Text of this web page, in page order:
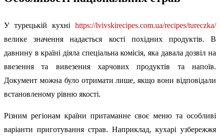
У турецькій кухні https://lvivskirecipes.com.ua/recipes/tureczka/
велике значення надається кості похідних продуктів. В
давнину в країні діяла спеціальна комісія, яка давала дозвіл на
ввезення та вивезення харчових продуктів та напоїв.
Документ можна було отримати лише, якщо вони відповідали
встановленому рівню якості.
Різним регіонам країни притаманне своє меню та особливі
варіанти приготування страв. Наприклад, кухарі узбережжя